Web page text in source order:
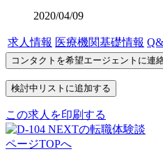
2020/04/09
求人情報 医療機関基礎情報
この求人を印刷する
ページTOPへ